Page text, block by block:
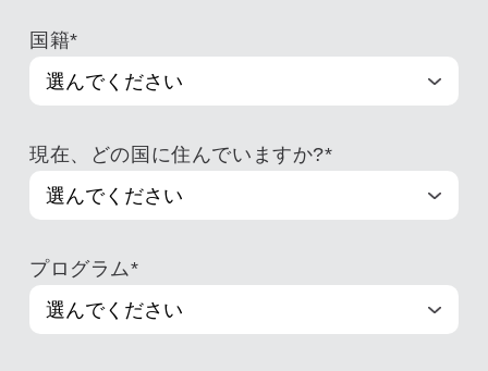
国籍*
現在、どの国に住んでいますか?*
プログラム*